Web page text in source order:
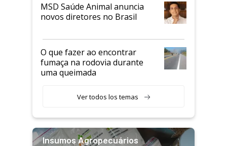
MSD Saúde Animal anuncia
novos diretores no Brasil
O que fazer ao encontrar
fumaça na rodovia durante
uma queimada
Ver todos los temas
Insumos Agropecuários